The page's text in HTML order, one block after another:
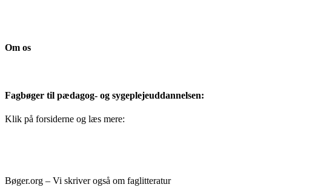
Om os
Fagbøger til pædagog- og sygeplejeuddannelsen:
Klik på forsiderne og læs mere:
Bøger.org – Vi skriver også om faglitteratur